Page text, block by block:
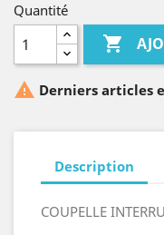
Quantité

 Derniers articles
Description
COUPELLE